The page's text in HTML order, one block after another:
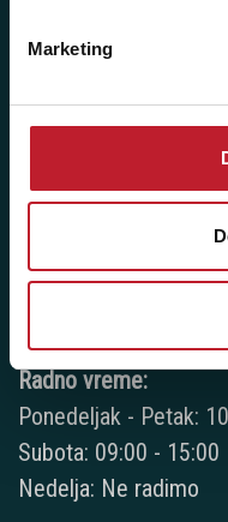
Marketing
Telefoni:
+387 55 209 387
Radno vreme:
Ponedeljak - Petak:
Subota: 09:00 - 15:00
Nedelja: Ne radimo